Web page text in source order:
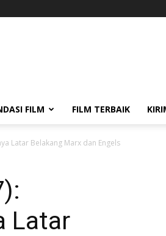
FILM FILM TERBAIK
Latar Belakang Marx dan Engels
Latar